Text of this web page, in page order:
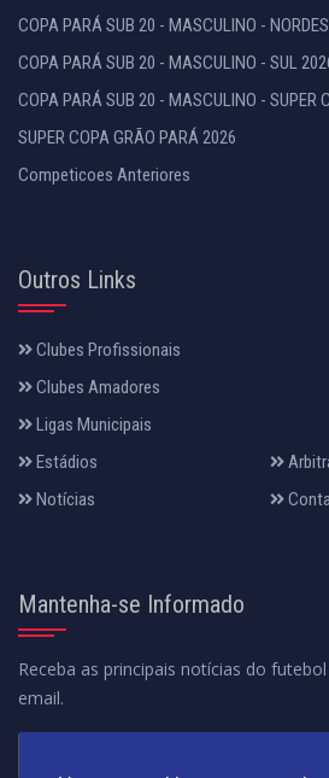
COPA PARÁ SUB 20 - MASCULINO -
COPA PARÁ SUB 20 - MASCULINO - SUL
COPA PARÁ SUB 20 - MASCULINO - SUPER
SUPER COPA GRÃO PARÁ 2026
Competicoes Anteriores
Outros Links
Clubes Profissionais
Clubes Amadores
Ligas Municipais
Estádios
Notícias
Mantenha-se Informado
Receba as principais notícias do
email.